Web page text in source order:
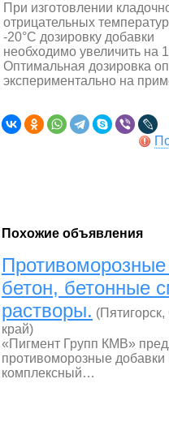
При изготовлении
отрицательных
-20°С дозировку добавки
необходимо увеличить на
Оптимальная дозировка
экспериментально на
Похожие объявления
бетон, бетонные
растворы.
край)
«Пигмент Групп КМВ»
противоморозные
комплексный…